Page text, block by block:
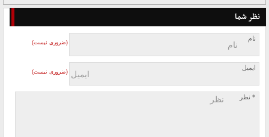
نظر شما
نام
(ضروری نیست)
ایمیل
(ضروری نیست)
* نظر